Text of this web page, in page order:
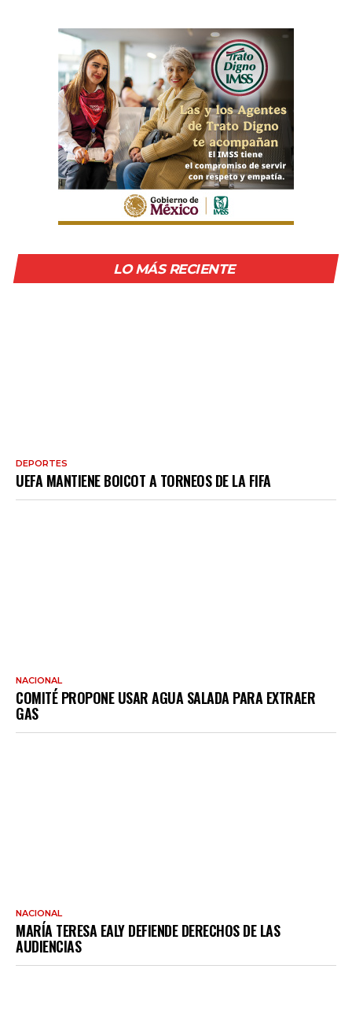
LO MÁS RECIENTE
DEPORTES
UEFA MANTIENE BOICOT A TORNEOS DE LA FIFA
NACIONAL
COMITÉ PROPONE USAR AGUA SALADA PARA EXTRAER
GAS
NACIONAL
MARÍA TERESA EALY DEFIENDE DERECHOS DE LAS
AUDIENCIAS